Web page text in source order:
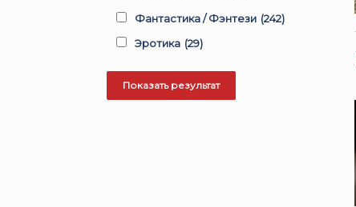
Фантастика / Фэнтези (242)
Эротика (29)